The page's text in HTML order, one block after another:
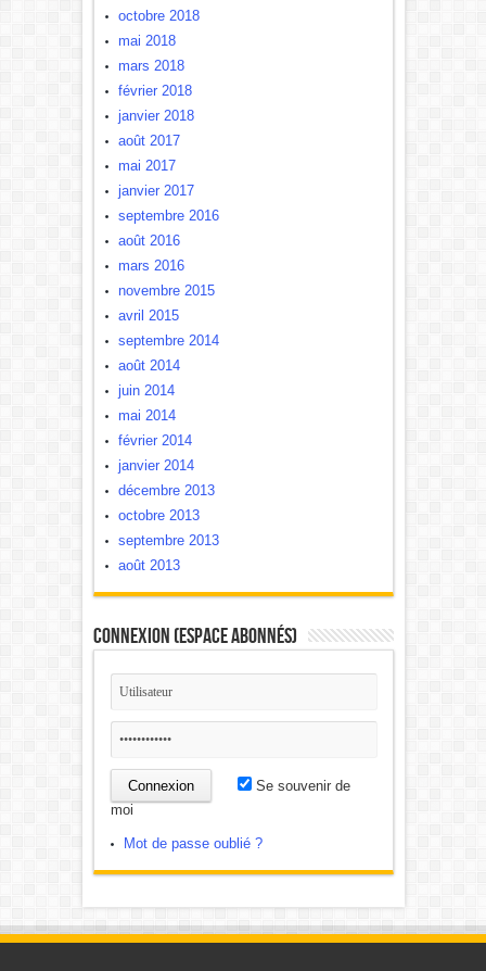
octobre 2018
mai 2018
mars 2018
février 2018
janvier 2018
août 2017
mai 2017
janvier 2017
septembre 2016
août 2016
mars 2016
novembre 2015
avril 2015
septembre 2014
août 2014
juin 2014
mai 2014
février 2014
janvier 2014
décembre 2013
octobre 2013
septembre 2013
août 2013
Connexion (Espace Abonnés)
Se souvenir de
moi
Mot de passe oublié ?